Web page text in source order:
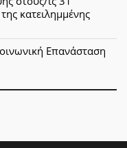
κατειλημμένης
Επανάσταση